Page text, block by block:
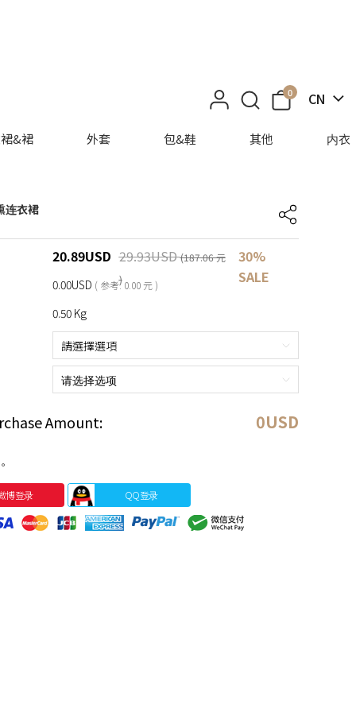
0 CN
&裙 外套 包&鞋 其他 内衣
连衣裙
20.89USD 29.93USD (187.06 元
)
30%
SALE
0.00USD ( 参考: 0.00 元 )
0.50 Kg
Amount: 0USD
博登录 QQ登录